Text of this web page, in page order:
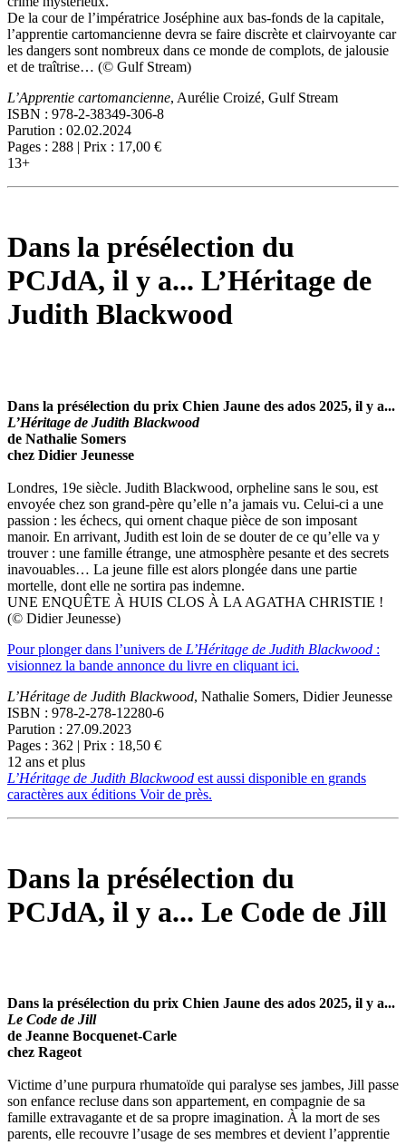
De la cour de l’impératrice Joséphine aux bas-fonds de la capitale,
l’apprentie cartomancienne devra se faire discrète et clairvoyante car
les dangers sont nombreux dans ce monde de complots, de jalousie
et de traîtrise… (© Gulf Stream)
L’Apprentie cartomancienne, Aurélie Croizé, Gulf Stream
ISBN : 978-2-38349-306-8
Parution : 02.02.2024
Pages : 288 | Prix : 17,00 €
13+
Dans la présélection du
PCJdA, il y a... L’Héritage de
Judith Blackwood
Dans la présélection du prix Chien Jaune des ados 2025, il y a...
L’Héritage de Judith Blackwood
de Nathalie Somers
chez Didier Jeunesse
Londres, 19e siècle. Judith Blackwood, orpheline sans le sou, est
envoyée chez son grand-père qu’elle n’a jamais vu. Celui-ci a une
passion : les échecs, qui ornent chaque pièce de son imposant
manoir. En arrivant, Judith est loin de se douter de ce qu’elle va y
trouver : une famille étrange, une atmosphère pesante et des secrets
inavouables… La jeune fille est alors plongée dans une partie
mortelle, dont elle ne sortira pas indemne.
UNE ENQUÊTE À HUIS CLOS À LA AGATHA CHRISTIE !
(© Didier Jeunesse)
Pour plonger dans l’univers de L’Héritage de Judith Blackwood :
visionnez la bande annonce du livre en cliquant ici.
L’Héritage de Judith Blackwood, Nathalie Somers, Didier Jeunesse
ISBN : 978-2-278-12280-6
Parution : 27.09.2023
Pages : 362 | Prix : 18,50 €
12 ans et plus
L’Héritage de Judith Blackwood est aussi disponible en grands
caractères aux éditions Voir de près.
Dans la présélection du
PCJdA, il y a... Le Code de Jill
Dans la présélection du prix Chien Jaune des ados 2025, il y a...
Le Code de Jill
de Jeanne Bocquenet-Carle
chez Rageot
Victime d’une purpura rhumatoïde qui paralyse ses jambes, Jill passe
son enfance recluse dans son appartement, en compagnie de sa
famille extravagante et de sa propre imagination. À la mort de ses
parents, elle recouvre l’usage de ses membres et devient l’apprentie